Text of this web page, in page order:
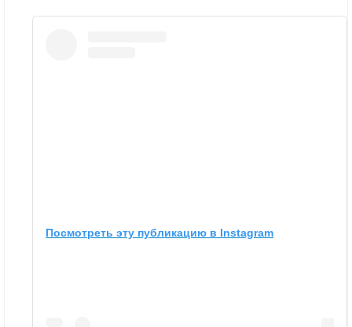
Посмотреть эту публикацию в Instagram